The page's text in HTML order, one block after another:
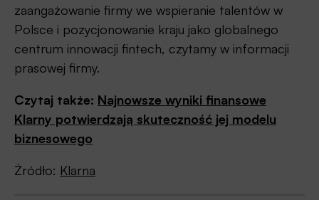
zaangażowanie firmy we wspieranie talentów w
Polsce i pozycjonowanie kraju jako globalnego
centrum innowacji fintech, czytamy w informacji
prasowej firmy.
Czytaj także: Najnowsze wyniki finansowe
Klarny potwierdzają skuteczność jej modelu
biznesowego
Źródło: Klarna